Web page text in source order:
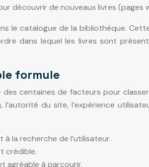
découvrir de nouveaux livres (pages
le catalogue de la bibliothèque.
dans lequel les livres sont
formule
centaines de facteurs pour
du site, l’expérience
la recherche de l’utilisateur.
crédible.
agréable à parcourir.